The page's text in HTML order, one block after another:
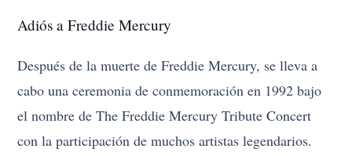
Adiós a Freddie Mercury
Después de la muerte de Freddie Mercury, se lleva a
cabo una ceremonia de conmemoración en 1992 bajo
el nombre de The Freddie Mercury Tribute Concert
con la participación de muchos artistas legendarios.